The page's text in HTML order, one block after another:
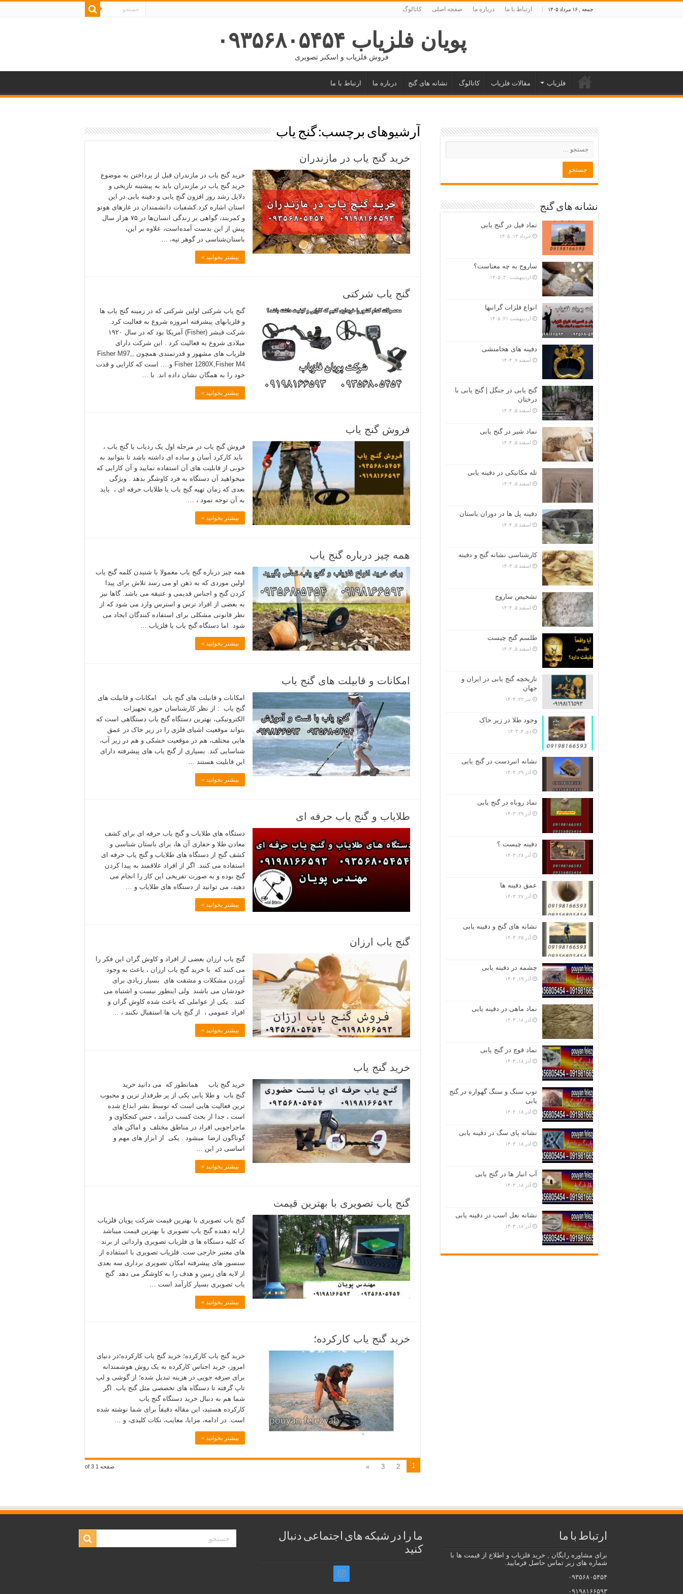
جمعه , ۱۶ مرداد ۱۴۰۵ ارتباط با ما درباره ما صفحه اصلی کاتالوگ
پویان فلزیاب ۰۹۳۵۶۸۰۵۴۵۴
فروش فلزیاب و اسکنر تصویری
فلزیاب مقالات فلزیاب کاتالوگ نشانه های گنج درباره ما ارتباط با ما
آرشیوهای برچسب: گنج یاب
خرید گنج یاب در مازندران
خرید گنج یاب در مازندران قبل از پرداختن به موضوع
خرید گنج یاب در مازندران باید به پیشینه تاریخی و
دلایل رشد روز افزون گنج یابی و دفینه یابی در این
استان اشاره کرد.کشفیات دانشمندان در غارهای هوتو
و کمربند، گواهی بر زندگی انسان‌ها در ۷۵ هزار سال
پیش از این بدست آمده‌است، علاوه بر این،
باستان‌شناسی در گوهر تپه، …
بیشتر بخوانید »
گنج یاب شرکتی
گنج یاب شرکتی اولین شرکتی که در زمینه گنج یاب ها
و فلزیابهای پیشرفته امروزه شروع به فعالیت کرد.
شرکت فیشر (Fisher) آمریکا بود که در سال ۱۹۲۰
میلادی شروع به فعالیت کرد . این شرکت دارای
فلزیاب های مشهور و قدرتمندی همچون ,Fisher M97,
Fisher 1280X,Fisher M4 و…. است که کارایی و قدت
خود را به همگان نشان داده اند. با …
بیشتر بخوانید »
فروش گنج یاب
فروش گنج یاب در مرحله اول یک ردیاب یا گنج یاب ،
باید کارکرد آسان و ساده ای داشته باشد تا بتوانید به
خوبی از قابلیت های آن استفاده نمایید و آن کارایی که
میخواهید آن دستگاه به فرد کاوشگر بدهد . ویژگی
بعدی که زمان تهیه گنج یاب یا طلایاب حرفه ای ، باید
به آن توجه نمود ، …
بیشتر بخوانید »
همه چیز درباره گنج یاب
همه چیز درباره گنج یاب معمولا با شنیدن کلمه گنج یاب
اولین موردی که به ذهن او می رسد تلاش برای پیدا
کردن گنج و اجناس قدیمی و عتیقه می باشد. گاها نیز
به بعضی از افراد ترس و استرس وارد می شود که از
نظر قانونی مشکلی برای استفاده کنندگان ایجاد می
شود. اما دستگاه گنج یاب یا فلزیاب …
بیشتر بخوانید »
امکانات و قابیلت های گنج یاب
امکانات و قابیلت های گنج یاب امکانات و قابیلت های
گنج یاب : از نظر کارشناسان حوزه تجهیزات
الکترونیکی، بهترین دستگاه گنج یاب دستگاهی است که
بتواند موقعیت اشیای فلزی را در زیر خاک در عمق
هایی مختلف، هم در موقعیت خشکی و هم در زیر آب،
شناسایی کند. بسیاری از گنج یاب های پیشرفته دارای
این قابلیت هستند …
بیشتر بخوانید »
طلایاب و گنج یاب حرفه ای
دستگاه های طلایاب و گنج یاب حرفه ای برای کشف
معادن طلا و حفاری آن ها، برای باستان شناسی و
کشف گنج از دستگاه های طلایاب و گنج یاب حرفه ای
استفاده می کنند. اگر از افراد علاقمند به پیدا کردن
گنج بوده و به صورت تفریحی این کار را انجام می
دهید، می توانید از دستگاه های طلایاب و …
بیشتر بخوانید »
گنج یاب ارزان
گنج یاب ارزان بعضی از افراد و کاوش گران این فکر را
می کنند که با خرید گنج یاب ارزان ، باعث به وجود
آوردن مشکلات و مشقت های بسیار زیادی برای
خودشان می باشند ولی اینطور نیست و اشتباه می
کنند . یکی از عواملی که باعث شده کاوش گران و
افراد عمومی ، از گنج یاب ها استقبال نکنند ، …
بیشتر بخوانید »
خرید گنج یاب
خرید گنج یاب همانطور که می دانید خرید
گنج یاب و طلا یابی یکی از پر طرفدار ترین و محبوب
ترین فعالیت هایی است که توسط بشر ابداع شده
است ، جدا از بحث کسب درآمد ، حس کنجکاوی و
ماجراجویی افراد در مناطق مختلف و اماکن های
گوناگون ارضا میشود . یکی از ابزار های مهم و
اساسی در این …
بیشتر بخوانید »
گنج یاب تصویری با بهترین قیمت
گنج یاب تصویری با بهترین قیمت شرکت پویان فلزیاب
ارایه دهنده گنج یاب تصویری با بهترین قیمت میباشد
که کلیه دستگاه ها ی فلزیاب تصویری وارداتی از برند
های معتبر خارجی ست. فلزیاب تصویری با استفاده از
سنسور های پیشرفته امکان تصویری برداری سه بعدی
از لایه های زمین و هدف را به کاوشگر می دهد. گنج
یاب تصویری بسیار کارآمد است …
بیشتر بخوانید »
خرید گنج یاب کارکرده؛
خرید گنج یاب کارکرده؛ خرید گنج یاب کارکرده؛در دنیای
امروز، خرید اجناس کارکرده به یک روش هوشمندانه
برای صرفه‌ جویی در هزینه تبدیل شده؛ از گوشی و لپ‌
تاپ گرفته تا دستگاه‌ های تخصصی مثل گنج یاب. اگر
شما هم به دنبال خرید دستگاه گنج یاب
کارکرده هستید، این مقاله دقیقاً برای شما نوشته شده
است. در ادامه، مزایا، معایب، نکات کلیدی، و …
بیشتر بخوانید »
صفحه 1 of 3 1
2
3
»
نشانه های گنج
نماد فیل در گنج یابی
خرداد ۱۳, ۱۴۰۵
ساروج به چه معناست؟
اردیبهشت ۳۰, ۱۴۰۵
انواع فلزات گرانبها
اردیبهشت ۲۱, ۱۴۰۵
دفینه های هخامنشی
اسفند ۷, ۱۴۰۴
گنج یابی در جنگل | گنج یابی با
درختان
اسفند ۵, ۱۴۰۴
نماد شیر در گنج یابی
اسفند ۵, ۱۴۰۴
تله مکانیکی در دفینه یابی
اسفند ۵, ۱۴۰۴
دفینه پل ها در دوران باستان
اسفند ۵, ۱۴۰۴
کارشناسی نشانه گنج و دفینه
اسفند ۵, ۱۴۰۴
تشخیص ساروج
اسفند ۵, ۱۴۰۴
طلسم گنج چیست
اسفند ۵, ۱۴۰۴
تاریخچه گنج‌ یابی در ایران و
جهان
تیر ۲۲, ۱۴۰۴
وجود طلا در زیر خاک
دی ۴, ۱۴۰۳
نشانه انبردست در گنج یابی
آذر ۲۹, ۱۴۰۳
نماد روباه در گنج یابی
آذر ۲۹, ۱۴۰۳
دفینه چیست ؟
آذر ۲۸, ۱۴۰۳
عمق دفینه ها
آذر ۲۷, ۱۴۰۳
نشانه های گنج و دفینه یابی
آذر ۲۵, ۱۴۰۳
چشمه در دفینه یابی
آذر ۱۹, ۱۴۰۳
نماد ماهی در دفینه یابی
آذر ۱۸, ۱۴۰۳
نماد قوچ در گنج یابی
آذر ۱۸, ۱۴۰۳
توپ سنگ و سنگ گهواره در گنج
یابی
آذر ۱۸, ۱۴۰۳
نشانه پای سگ در دفینه یابی
آذر ۱۸, ۱۴۰۳
آب انبار ها در گنج یابی
آذر ۱۸, ۱۴۰۳
نشانه نعل اسب در دفینه یابی
آذر ۱۸, ۱۴۰۳
ارتباط با ما
برای مشاوره رایگان , خرید فلزیاب و اطلاع از قیمت ها با
شماره های زیر تماس حاصل فرمایید.
۰۹۳۵۶۸۰۵۴۵۴
۰۹۱۹۸۱۶۶۵۹۳
ما را در شبکه های اجتماعی دنبال
کنید